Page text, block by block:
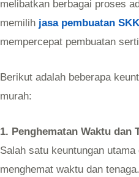
melibatkan berbagai proses
memilih jasa pembuatan SKK
mempercepat pembuatan
Berikut adalah beberapa
murah:
1. Penghematan Waktu dan
Salah satu keuntungan
menghemat waktu dan